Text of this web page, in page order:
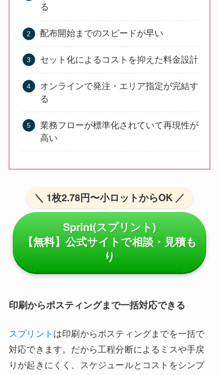
る
配布開始までのスピードが早い
セット化によるコストを抑えた料金設計
オンラインで発注・エリア指定が完結す
る
業務フローが標準化されていて再現性が
高い
＼ 1枚2.78円〜小ロットからOK ／
Sprint(スプリント)
【無料】公式サイトで相談・見積も
り
印刷からポスティングまで一括対応できる
スプリント は印刷からポスティングまでを一括で
対応できます。だから工程分断によるミスや手戻
りが起きにくく、スケジュールとコストをシンプ